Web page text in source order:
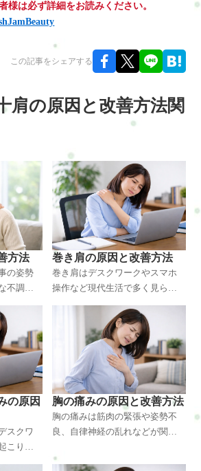
様は必ず詳細をお読みください。
この記事をシェアする
肩の原因と改善方法関
方法
の姿勢
不調で
が可能
こりに
で解説
巻き肩の原因と改善方法
巻き肩はデスクワークやスマホ
操作など現代生活で多く見られ
痛、呼吸の浅さにも関係しま
す。本記事では原因・体の変
化・整体での改善方法まで専門
的に解説します。
の原因
スクワ
こりや
と慢性
胸の痛みの原因と改善方法
胸の痛みは筋肉の緊張や姿勢不
良、自律神経の乱れなどが関係
置すると不安や不調が続く原因